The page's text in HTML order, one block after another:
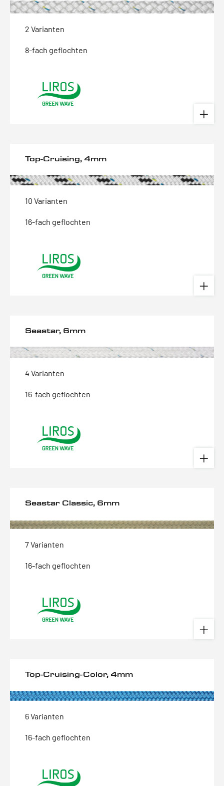
2 Varianten
8-fach geflochten
Top-Cruising, 4mm
10 Varianten
16-fach geflochten
Seastar, 6mm
4 Varianten
16-fach geflochten
Seastar Classic, 6mm
7 Varianten
16-fach geflochten
Top-Cruising-Color, 4mm
6 Varianten
16-fach geflochten